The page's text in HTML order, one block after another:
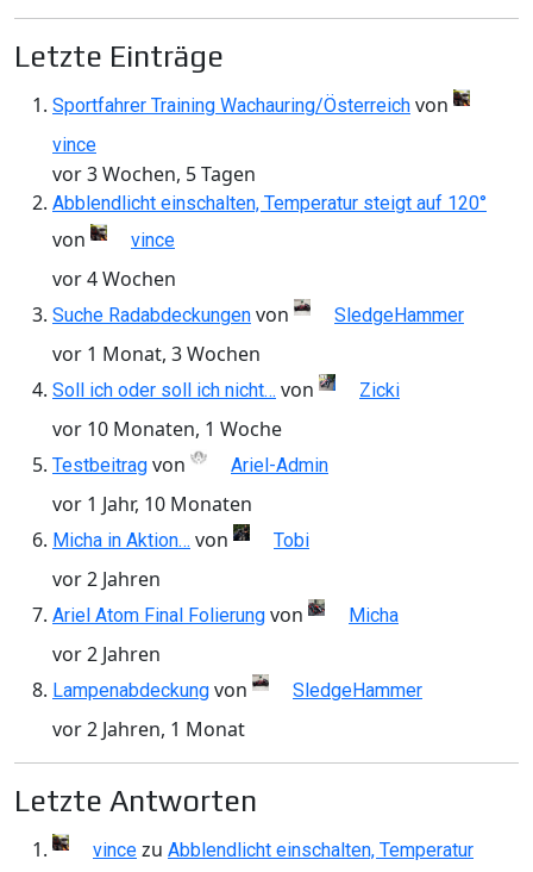
Letzte Einträge
Sportfahrer Training Wachauring/Österreich von
vince
vor 3 Wochen, 5 Tagen
Abblendlicht einschalten, Temperatur steigt auf 120°
von vince
vor 4 Wochen
Suche Radabdeckungen von SledgeHammer
vor 1 Monat, 3 Wochen
Soll ich oder soll ich nicht… von Zicki
vor 10 Monaten, 1 Woche
Testbeitrag von Ariel-Admin
vor 1 Jahr, 10 Monaten
Micha in Aktion… von Tobi
vor 2 Jahren
Ariel Atom Final Folierung von Micha
vor 2 Jahren
Lampenabdeckung von SledgeHammer
vor 2 Jahren, 1 Monat
Letzte Antworten
vince zu Abblendlicht einschalten, Temperatur